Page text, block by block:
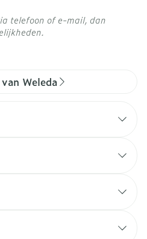
telefoon of e-mail, dan
Weleda